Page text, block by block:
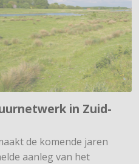
in Zuid-
de komende jaren
aanleg van het